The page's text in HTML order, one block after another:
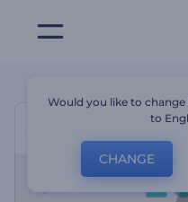
Would you like to
to
CHANGE